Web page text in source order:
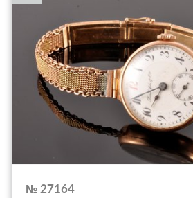
№ 27164